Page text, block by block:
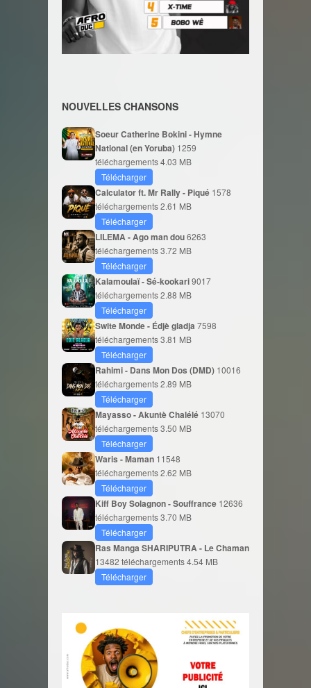
NOUVELLES CHANSONS
Soeur Catherine Bokini - Hymne
National (en Yoruba) 1259
téléchargements4.03 MB
Télécharger
Calculator ft. Mr Rally - Piqué 1578
téléchargements2.61 MB
Télécharger
LILEMA - Ago man dou6263
téléchargements3.72 MB
Télécharger
Kalamoulaï - Sé-kookari9017
téléchargements2.88 MB
Télécharger
Swite Monde - Édjè gladja 7598
téléchargements3.81 MB
Télécharger
Rahimi - Dans Mon Dos (DMD) 10016
téléchargements2.89 MB
Télécharger
Mayasso - Akuntè Chalélé 13070
téléchargements3.50 MB
Télécharger
Waris - Maman 11548
téléchargements2.62 MB
Télécharger
Kiff Boy Solagnon - Souffrance 12636
téléchargements3.70 MB
Télécharger
Ras Manga SHARIPUTRA - Le Chaman
13482 téléchargements4.54 MB
Télécharger